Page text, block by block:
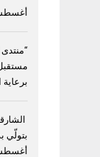
أغسطس 4,
برعاية
بتولّي
أغسطس 4,